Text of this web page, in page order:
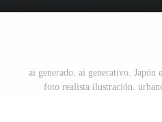
ai generado. ai generativo.
foto realista ilustración.